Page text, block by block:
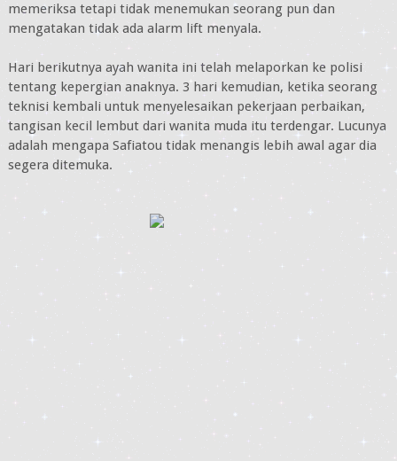
memeriksa tetapi tidak menemukan seorang pun dan
mengatakan tidak ada alarm lift menyala.
Hari berikutnya ayah wanita ini telah melaporkan ke polisi
tentang kepergian anaknya. 3 hari kemudian, ketika seorang
teknisi kembali untuk menyelesaikan pekerjaan perbaikan,
tangisan kecil lembut dari wanita muda itu terdengar. Lucunya
adalah mengapa Safiatou tidak menangis lebih awal agar dia
segera ditemuka.